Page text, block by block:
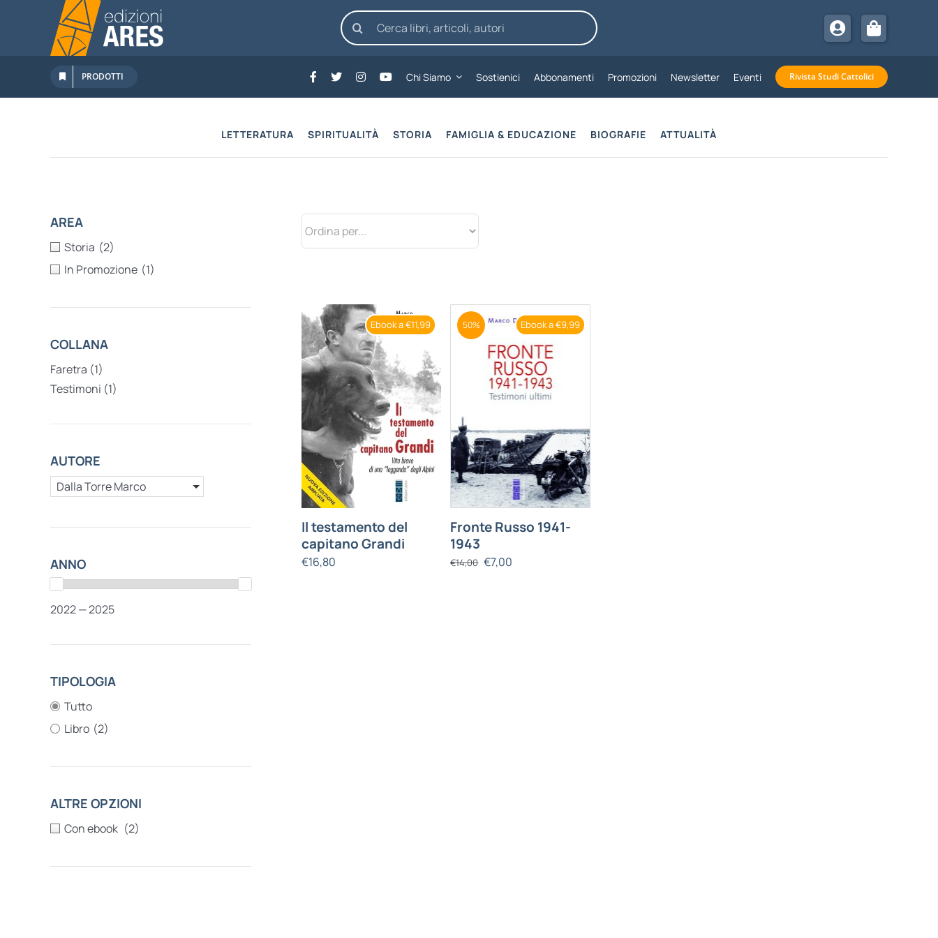
contenuto
Cerca
per:
PRODOTTI Chi Siamo Sostienici Abbonamenti Promozioni Newsletter Eventi Rivista Studi Cattolici
LETTERATURA SPIRITUALITÀ STORIA FAMIGLIA & EDUCAZIONE BIOGRAFIE ATTUALITÀ
Ebook a €11,99
Il testamento del
capitano Grandi
€16,80
Ebook a €9,99
50%
Fronte Russo 1941-
1943
€14,00 €7,00
AREA
Storia (2)
In Promozione (1)
COLLANA
Faretra (1)
Testimoni (1)
AUTORE
Dalla Torre Marco
ANNO
2022 — 2025
TIPOLOGIA
Tutto
Libro (2)
ALTRE OPZIONI
(2)